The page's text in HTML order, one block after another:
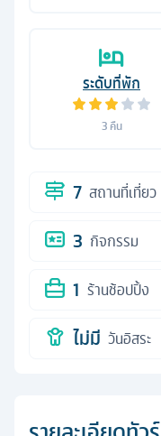
ระดับที่พัก
3คืน
7 สถานที่เที่ยว
3 กิจกรรม
1 ร้านช้อปปิ้ง
ไม่มี วันอิสระ